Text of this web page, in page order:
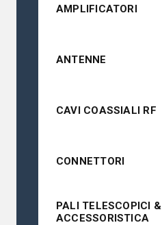
AMPLIFICATORI
ANTENNE
CAVI COASSIALI RF
CONNETTORI
PALI TELESCOPICI &
ACCESSORISTICA